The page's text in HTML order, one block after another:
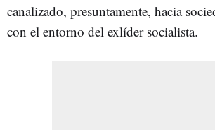
canalizado, presuntamente, hacia
con el entorno del exlíder socialista.